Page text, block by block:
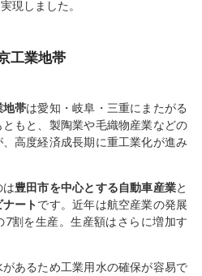
現しました。
工業地帯
地帯は愛知・岐阜・三重にまたがる
もと、製陶業や毛織物産業などの
高度経済成長期に重工業化が進み
は豊田市を中心とする自動車産業と
ートです。近年は航空産業の発展
7割を生産。生産額はさらに増加す
あるため工業用水の確保が容易で